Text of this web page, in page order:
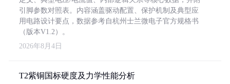
引脚参数对照表。内容涵盖驱动配置、保护机制及典型应
用电路设计要点，数据参考自杭州士兰微电子官方规格书
（版本V1.2）。
2026年8月4日
T2紫铜国标硬度及力学性能分析